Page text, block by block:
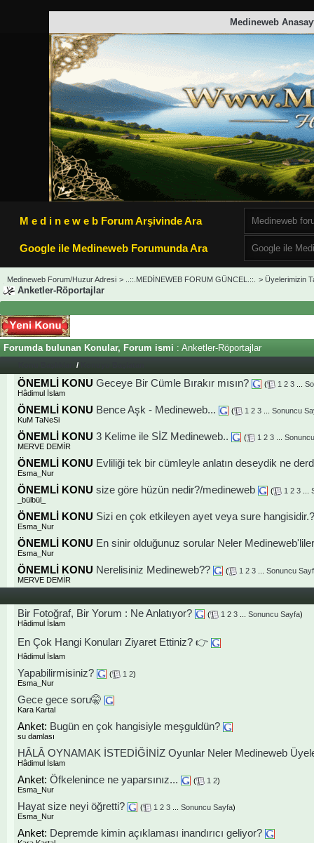
Medineweb
M e d i n e w e b Forum Arşivinde Ara
Google ile Medineweb Forumunda Ara
Medineweb Forum/Huzur Adresi > ..::.MEDİNEWEB FORUM GÜNCEL.::. > Üyelerimizin
Anketler-Röportajlar
Forumda bulunan Konular, Forum ismi : Anketler-Röportajlar
/
ÖNEMLİ KONU Geceye Bir Cümle Bırakır mısın? ( 1 2 3
Hâdimul İslam
ÖNEMLİ KONU Bence Aşk - Medineweb... ( 1 2 3
Sonuncu
KuM TaNeSi
ÖNEMLİ KONU 3 Kelime ile SİZ Medineweb.. ( 1 2 3
MERVE DEMİR
ÖNEMLİ KONU Evliliği tek bir cümleyle anlatın deseydik ne
Esma_Nur
ÖNEMLİ KONU size göre hüzün nedir?/medineweb ( 1 2 3
_bülbül_
ÖNEMLİ KONU Sizi en çok etkileyen ayet veya sure hangisidir.?
Esma_Nur
ÖNEMLİ KONU En sinir olduğunuz sorular Neler
Esma_Nur
ÖNEMLİ KONU Nerelisiniz Medineweb?? ( 1 2 3
Sonuncu
MERVE DEMİR
Bir Fotoğraf, Bir Yorum : Ne Anlatıyor? ( 1 2 3 Sonuncu Sayfa)
Hâdimul İslam
En Çok Hangi Konuları Ziyaret Ettiniz? 👉
Hâdimul İslam
Yapabilirmisiniz? ( 1 2)
Esma_Nur
Gece gece soru🤫
Kara Kartal
Anket: Bugün en çok hangisiyle meşguldün?
su damlası
HÂLÂ OYNAMAK İSTEDİĞİNİZ Oyunlar Neler Medineweb
Hâdimul İslam
Anket: Öfkelenince ne yaparsınız... ( 1 2)
Esma_Nur
Hayat size neyi öğretti? ( 1 2 3 Sonuncu Sayfa)
Esma_Nur
Anket: Depremde kimin açıklaması inandırıcı geliyor?